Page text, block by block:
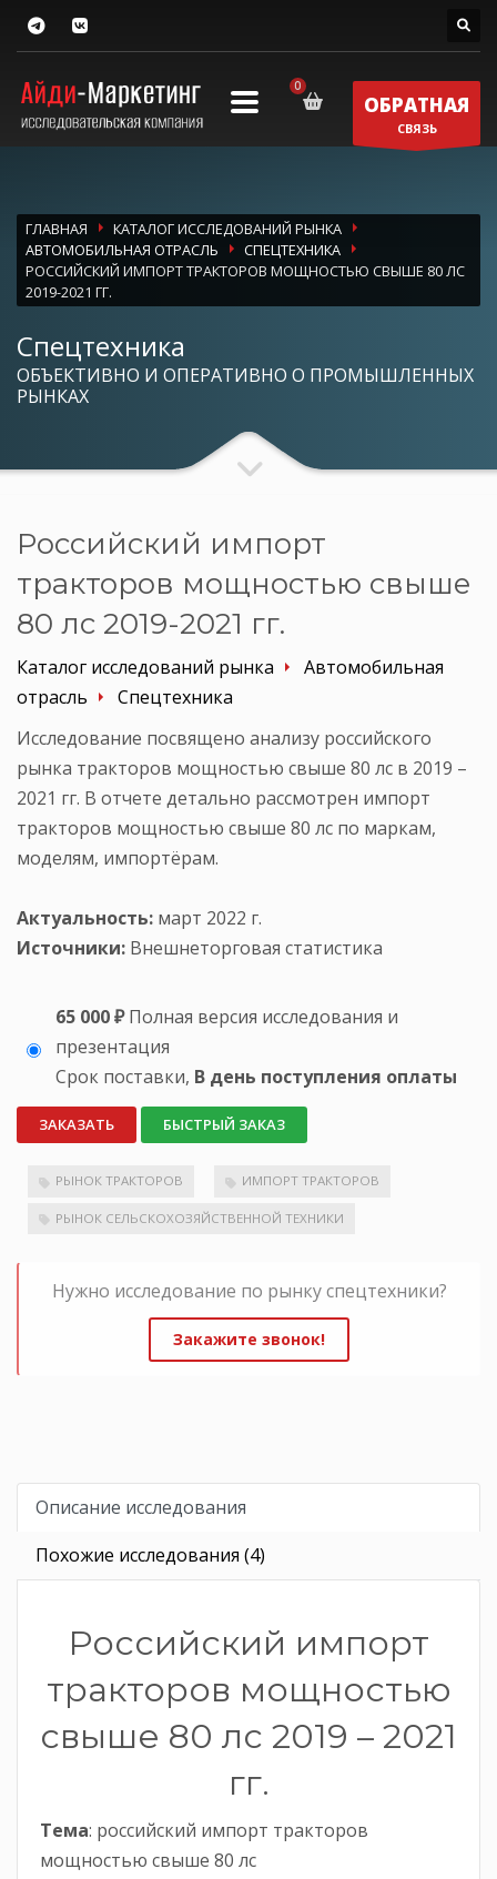
ОБРАТНАЯ
СВЯЗЬ
ГЛАВНАЯ
КАТАЛОГ ИССЛЕДОВАНИЙ РЫНКА
АВТОМОБИЛЬНАЯ ОТРАСЛЬ
СПЕЦТЕХНИКА
РОССИЙСКИЙ ИМПОРТ ТРАКТОРОВ МОЩНОСТЬЮ СВЫШЕ 80 ЛС
2019-2021 ГГ.
Спецтехника
ОБЪЕКТИВНО И ОПЕРАТИВНО О ПРОМЫШЛЕННЫХ
РЫНКАХ
Российский импорт
тракторов мощностью свыше
80 лс 2019-2021 гг.
Каталог исследований рынка
Автомобильная
отрасль
Спецтехника
Исследование посвящено анализу российского
рынка тракторов мощностью свыше 80 лс в 2019 –
2021 гг. В отчете детально рассмотрен импорт
тракторов мощностью свыше 80 лс по маркам,
моделям, импортёрам.
Актуальность: март 2022 г.
Источники: Внешнеторговая статистика
65 000 ₽ Полная версия исследования и
презентация
Срок поставки, В день поступления оплаты
ЗАКАЗАТЬ БЫСТРЫЙ ЗАКАЗ
РЫНОК ТРАКТОРОВ ИМПОРТ ТРАКТОРОВ
РЫНОК СЕЛЬСКОХОЗЯЙСТВЕННОЙ ТЕХНИКИ
Нужно исследование по рынку спецтехники?
Закажите звонок!
Описание исследования
Похожие исследования (4)
Российский импорт
тракторов мощностью
свыше 80 лс 2019 – 2021
гг.
Тема: российский импорт тракторов
мощностью свыше 80 лс